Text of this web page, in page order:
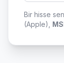
Bir hisse
(Apple),